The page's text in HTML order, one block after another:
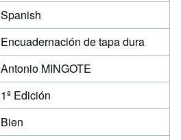
Spanish
Encuadernación de tapa dura
Antonio MINGOTE
1ª Edición
Bien